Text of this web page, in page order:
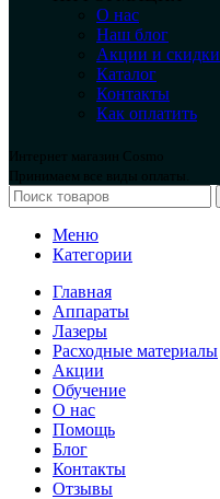
О нас
Наш блог
Акции и скидки
Каталог
Контакты
Как оплатить
Интернет магазин Cosmo
Принимаем все виды оплаты.
Меню
Категории
Главная
Аппараты
Лазеры
Расходные материалы
Акции
Обучение
О нас
Помощь
Блог
Контакты
Отзывы